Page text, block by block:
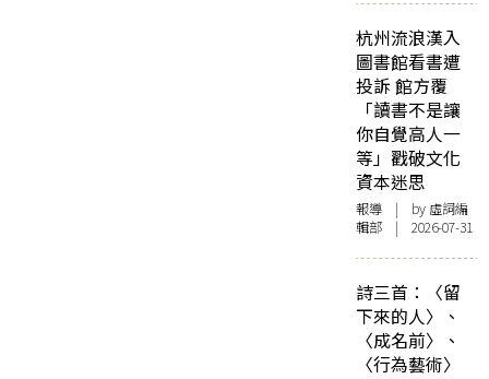
杭州流浪漢入
圖書館看書遭
投訴 館方覆
「讀書不是讓
你自覺高人一
等」戳破文化
資本迷思
報導 | by 虛詞編
輯部 | 2026-07-31
詩三首：〈留
下來的人〉、
〈成名前〉、
〈行為藝術〉